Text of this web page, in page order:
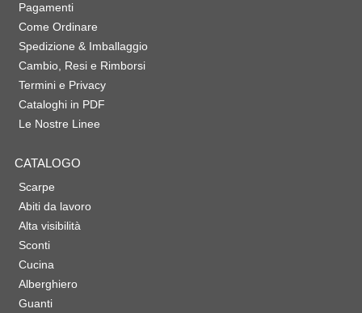
Pagamenti
Come Ordinare
Spedizione & Imballaggio
Cambio, Resi e Rimborsi
Termini e Privacy
Cataloghi in PDF
Le Nostre Linee
CATALOGO
Scarpe
Abiti da lavoro
Alta visibilità
Sconti
Cucina
Alberghiero
Guanti